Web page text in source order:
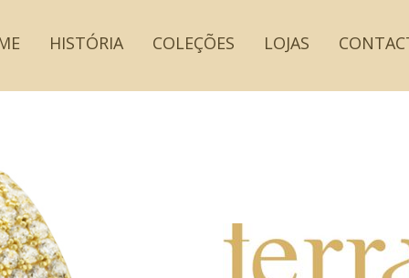
HISTÓRIA COLEÇÕES LOJAS